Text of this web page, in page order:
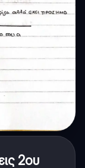
2ου